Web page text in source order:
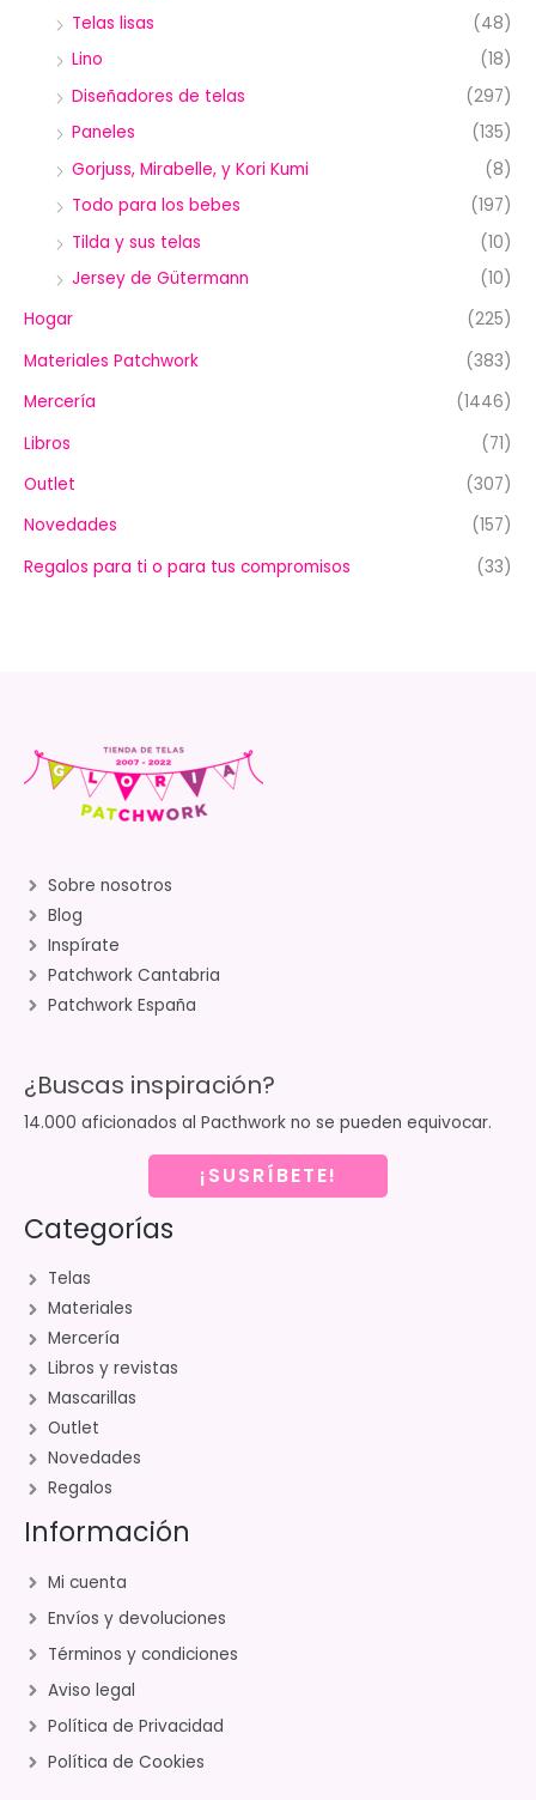
Telas lisas
(48)
Lino
(18)
Diseñadores de telas
(297)
Paneles
(135)
Gorjuss, Mirabelle, y Kori Kumi
(8)
Todo para los bebes
(197)
Tilda y sus telas
(10)
Jersey de Gütermann
(10)
Hogar
(225)
Materiales Patchwork
(383)
Mercería
(1446)
Libros
(71)
Outlet
(307)
Novedades
(157)
Regalos para ti o para tus compromisos
(33)
Sobre nosotros
Blog
Inspírate
Patchwork Cantabria
Patchwork España
¿Buscas inspiración?
14.000 aficionados al Pacthwork no se pueden equivocar.
¡SUSRÍBETE!
Categorías
Telas
Materiales
Mercería
Libros y revistas
Mascarillas
Outlet
Novedades
Regalos
Información
Mi cuenta
Envíos y devoluciones
Términos y condiciones
Aviso legal
Política de Privacidad
Política de Cookies